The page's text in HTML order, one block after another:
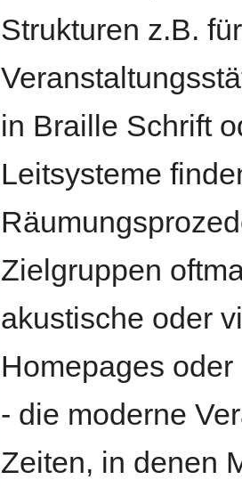
Strukturen z.B.
in Braille Schrift
Leitsysteme
Zielgruppen
akustische oder
Homepages
- die moderne
Zeiten, in denen